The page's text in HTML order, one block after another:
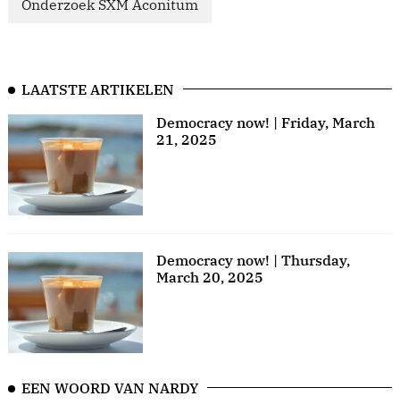
Onderzoek SXM Aconitum
LAATSTE ARTIKELEN
Democracy now! | Friday, March
21, 2025
Democracy now! | Thursday,
March 20, 2025
EEN WOORD VAN NARDY